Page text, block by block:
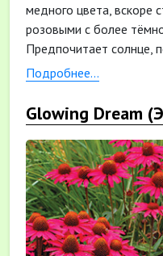
медного цвета, вскоре
розовыми с более
Предпочитает солнце,
Ширина: 70 см. Период
Подробнее...
Glowing Dream